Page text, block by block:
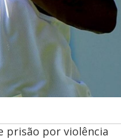
prisão por violência